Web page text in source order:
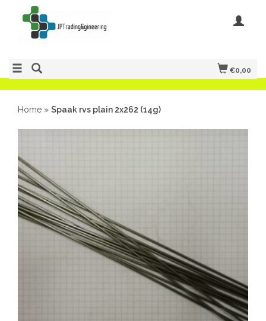
€0,00
Home » Spaak rvs plain 2x262 (14g)